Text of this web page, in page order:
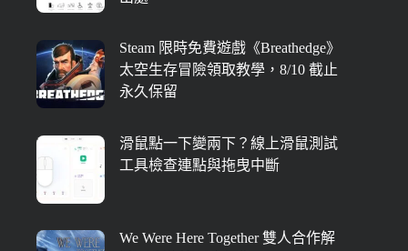
Steam 限時免費遊戲《Breathedge》
太空生存冒險領取教學，8/10 截止
永久保留
滑鼠點一下變兩下？線上滑鼠測試
工具檢查連點與拖曳中斷
We Were Here Together 雙人合作解